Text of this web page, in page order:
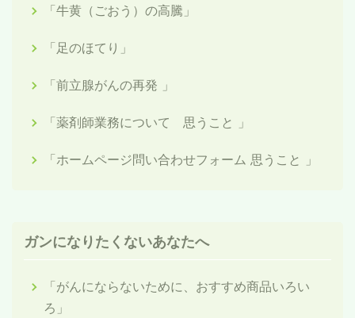
「牛黄（ごおう）の高騰」
「足のほてり」
「前立腺がんの再発 」
「薬剤師業務について 思うこと 」
「ホームページ問い合わせフォーム 思うこと 」
ガンになりたくないあなたへ
「がんにならないために、おすすめ商品いろい
ろ」